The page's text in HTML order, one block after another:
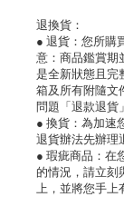
退換貨：
● 退貨：您所購
意：商品鑑賞期
是全新狀態且完
箱及所有附隨文
問題「退款退貨
● 換貨：為加速
退貨辦法先辦理
● 瑕疵商品：在
的情況，請立刻
上，並將您手上